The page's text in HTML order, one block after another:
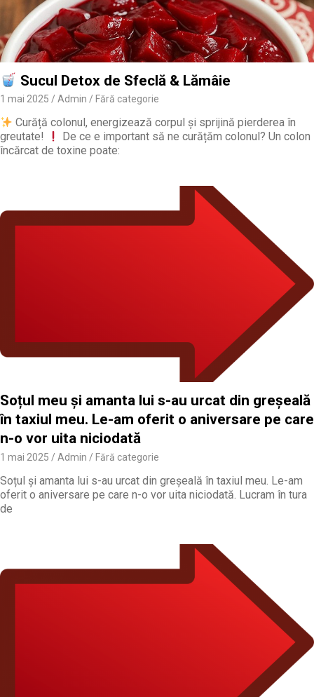
Sucul Detox de Sfeclă & Lămâie
1 mai 2025 Admin Fără categorie
Curăță colonul, energizează corpul și sprijină pierderea în
greutate!
De ce e important să ne curățăm colonul? Un colon
încărcat de toxine poate:
Soțul meu și amanta lui s-au urcat din greșeală
în taxiul meu. Le-am oferit o aniversare pe care
n-o vor uita niciodată
1 mai 2025 Admin Fără categorie
Soțul și amanta lui s-au urcat din greșeală în taxiul meu. Le-am
oferit o aniversare pe care n-o vor uita niciodată. Lucram în tura
de